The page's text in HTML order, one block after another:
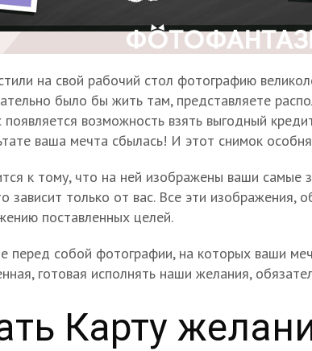
на свой рабочий стол фотографию
было бы жить там, представляете
возможность взять выгодный
ваша мечта сбылась! И этот снимок
к тому, что на ней изображены ваши
зависит только от вас. Все эти
поставленных целей.
перед собой фотографии, на которых ваши
готовая исполнять наши желания,
Карту